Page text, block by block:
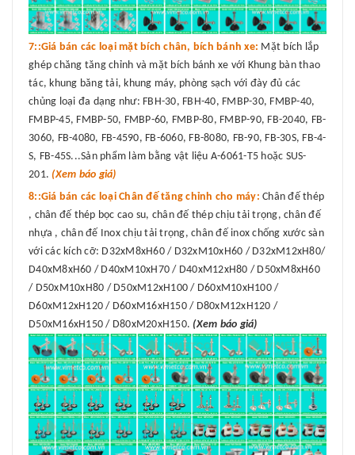
7::Giá bán các loại mặt bích chân, bích bánh xe: Mặt bích lắp
ghép chăng tăng chỉnh và mặt bích bánh xe với Khung bàn thao
tác, khung băng tải, khung máy, phòng sạch với đày đủ các
chủng loại đa dạng như: FBH-30, FBH-40, FMBP-30, FMBP-40,
FMBP-45, FMBP-50, FMBP-60, FMBP-80, FMBP-90, FB-2040, FB-
3060, FB-4080, FB-4590, FB-6060, FB-8080, FB-90, FB-30S, FB-4-
S, FB-45S...Sản phẩm làm bằng vật liệu A-6061-T5 hoặc SUS-
201. (Xem báo giá)
8::Giá bán các loại Chân đế tăng chỉnh cho máy: Chân đế thép
, chân đế thép bọc cao su, chân đế thép chịu tải trọng, chân đế
nhựa , chân đế Inox chịu tải trọng, chân đế inox chống xước sàn
với các kích cỡ: D32xM8xH60 / D32xM10xH60 / D32xM12xH80/
D40xM8xH60 / D40xM10xH70 / D40xM12xH80 / D50xM8xH60
/ D50xM10xH80 / D50xM12xH100 / D60xM10xH100 /
D60xM12xH120 / D60xM16xH150 / D80xM12xH120 /
D50xM16xH150 / D80xM20xH150. (Xem báo giá)